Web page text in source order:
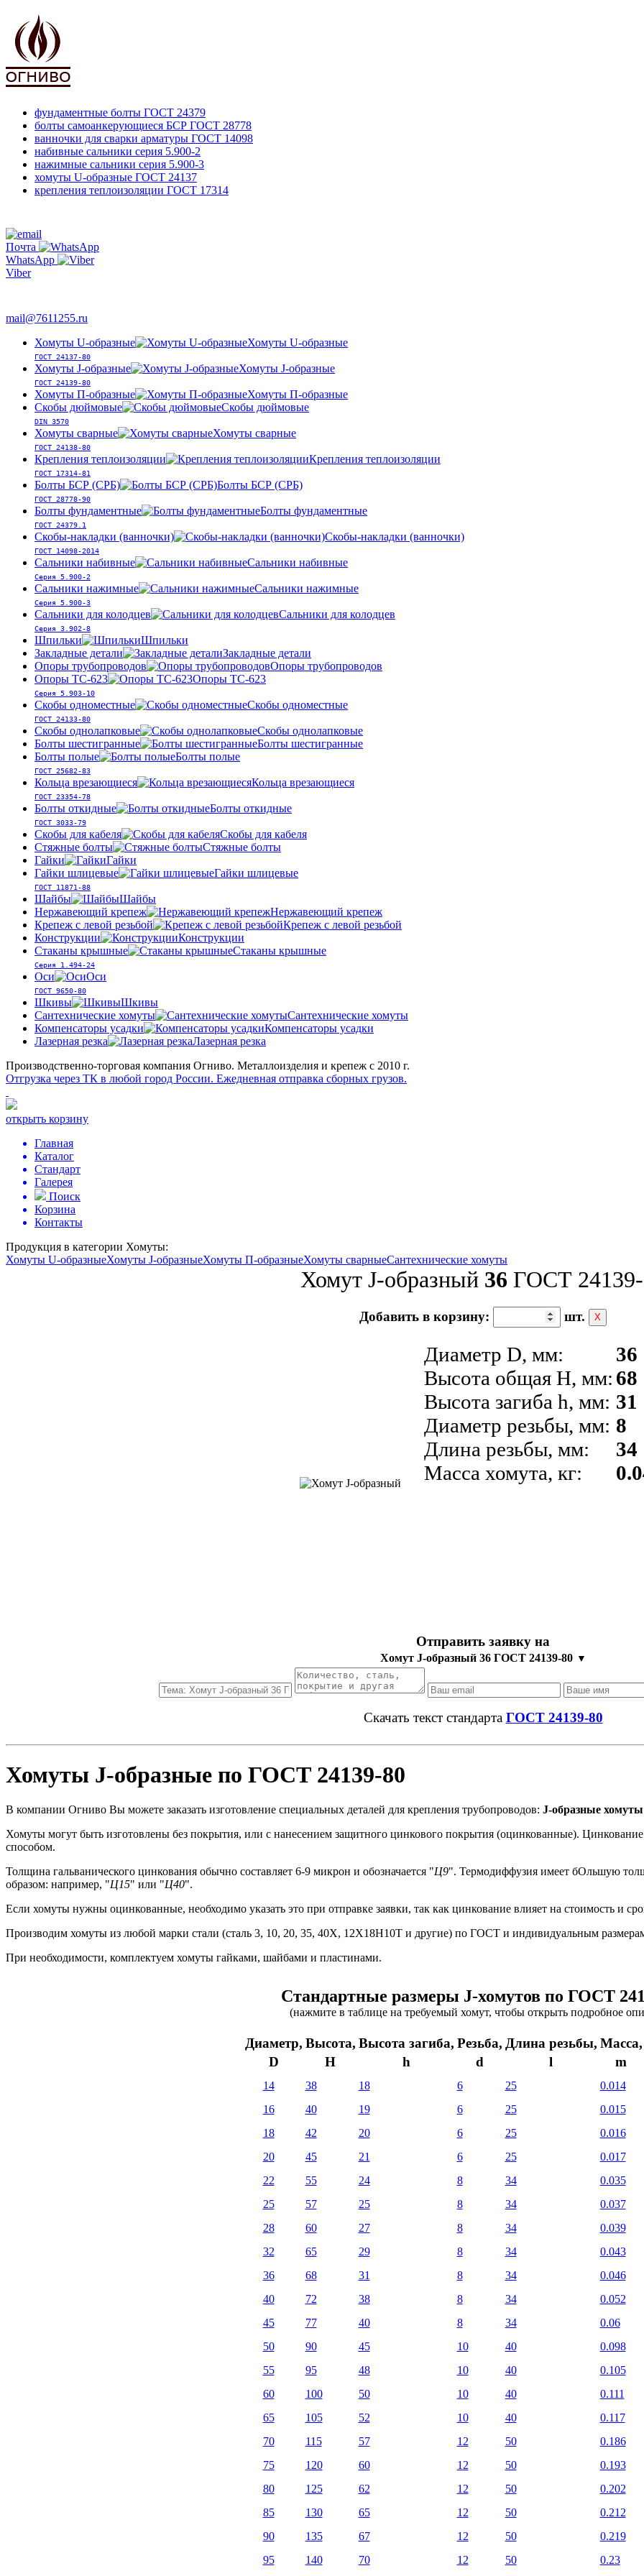
фундаментные болты ГОСТ 24379
болты самоанкерующиеся БСР ГОСТ 28778
ванночки для сварки арматуры ГОСТ 14098
набивные сальники серия 5.900-2
нажимные сальники серия 5.900-3
хомуты U-образные ГОСТ 24137
крепления теплоизоляции ГОСТ 17314
Почта
WhatsApp
Viber
mail@7611255.ru
Хомуты U-образные
Хомуты U-образные
ГОСТ 24137-80
Хомуты J-образные Хомуты J-образные
ГОСТ 24139-80
Хомуты П-образные
Хомуты П-образные
Скобы дюймовые
Скобы дюймовые
DIN 3570
Хомуты сварные Хомуты сварные
ГОСТ 24138-80
Крепления теплоизоляции Крепления теплоизоляции
ГОСТ 17314-81
Болты БСР (СРБ) Болты БСР (СРБ)
ГОСТ 28778-90
Болты фундаментные Болты фундаментные
ГОСТ 24379.1
Скобы-накладки (ванночки) Скобы-накладки (ванночки)
ГОСТ 14098-2014
Сальники набивные Сальники набивные
Серия 5.900-2
Сальники нажимные Сальники нажимные
Серия 5.900-3
Сальники для колодцев Сальники для колодцев
Серия 3.902-8
Шпильки
Шпильки
Закладные детали
Закладные детали
Опоры трубопроводов
Опоры трубопроводов
Опоры ТС-623
Опоры ТС-623
Серия 5.903-10
Скобы одноместные Скобы одноместные
ГОСТ 24133-80
Скобы однолапковые
Скобы однолапковые
Болты шестигранные
Болты шестигранные
Болты полые
Болты полые
ГОСТ 25682-83
Кольца врезающиеся Кольца врезающиеся
ГОСТ 23354-78
Болты откидные Болты откидные
ГОСТ 3033-79
Скобы для кабеля
Скобы для кабеля
Стяжные болты
Стяжные болты
Гайки
Гайки
Гайки шлицевые
Гайки шлицевые
ГОСТ 11871-88
Шайбы
Шайбы
Нержавеющий крепеж
Нержавеющий крепеж
Крепеж с левой резьбой
Крепеж с левой резьбой
Конструкции
Конструкции
Стаканы крышные
Стаканы крышные
Серия 1.494-24
Оси Оси
ГОСТ 9650-80
Шкивы
Шкивы
Сантехнические хомуты
Сантехнические хомуты
Компенсаторы усадки
Компенсаторы усадки
Лазерная резка
Лазерная резка
Производственно-торговая компания Огниво. Металлоизделия и крепеж с 2010 г.
Отгрузка через ТК в любой город России. Ежедневная отправка сборных грузов.
открыть корзину
Главная
Каталог
Стандарт
Галерея
Поиск
Корзина
Контакты
Продукция в категории Хомуты:
Хомуты U-образныеХомуты J-образныеХомуты П-образныеХомуты сварныеСантехнические хомуты
Хомут J-образный36 ГОСТ
Добавить в корзину: шт. Х
Диаметр D, мм:
Высота общая H, мм:
Высота загиба h, мм:
Диаметр резьбы, мм:
Длина резьбы, мм:
Масса хомута, кг:
36
68
31
8
34
Отправить заявку на
Хомут J-образный 36 ГОСТ 24139-80 ▼
Скачать текст стандарта ГОСТ 24139-80
Хомуты J-образные по ГОСТ 24139-80
В компании Огниво Вы можете заказать изготовление специальных деталей для крепления трубопроводов: J-образные
Хомуты могут быть изготовлены без покрытия, или с нанесением защитного цинкового покрытия (оцинкованные).
способом.
Толщина гальванического цинкования обычно составляет 6-9 микрон и обозначается "Ц9". Термодиффузия имеет бОльшую
образом: например, "Ц15" или "Ц40".
Если хомуты нужны оцинкованные, необходимо указать это при отправке заявки, так как цинкование влияет на стоимость и
Производим хомуты из любой марки стали (сталь 3, 10, 20, 35, 40Х, 12Х18Н10Т и другие) по ГОСТ и индивидуальным
При необходимости, комплектуем хомуты гайками, шайбами и пластинами.
Стандартные размеры J-хомутов по ГОСТ
(нажмите в таблице на требуемый хомут, чтобы открыть подробное
Диаметр, Высота, Высота загиба, Резьба, Длина резьбы, Масса,
D
H h d l m
14 38 18 6 25
0.014
16
40 19 6 25
0.015
18
42 20 6 25
0.016
20
45 21 6 25
0.017
22
55 24 8 34
0.035
25
57 25 8 34
0.037
28
60 27 8 34
0.039
32
65 29 8 34
0.043
36
68 31 8 34
0.046
40
72 38 8 34
0.052
45
77 40 8 34
0.06
50
90 45 10 40
0.098
55
95 48 10 40
0.105
60
100 50 10 40
0.111
65
105 52 10 40
0.117
70
115 57 12 50
0.186
75
120 60 12 50
0.193
80
125 62 12 50
0.202
85
130 65 12 50
0.212
90
135 67 12 50
0.219
95
140 70 12 50 0.23